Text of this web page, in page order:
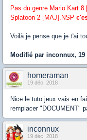
Pas du genre Mario Kart
Splatoon 2 [MAJ].NSP
Voilà je pense que je t'ai
Modifié par inconnux, 19
homeraman
19 déc. 2018
Nice le tuto jeux vais en
remplacer "DOCUMENT"
inconnux
19 déc. 2018